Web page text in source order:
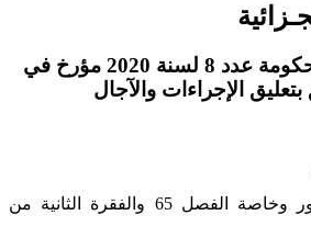
مرسوم من رئيس الحكومة عدد 8 لسنة 2020 مؤرخ في
بعد الاطلاع على الدستور وخاصة الفصل 65 والفقرة الثانية من